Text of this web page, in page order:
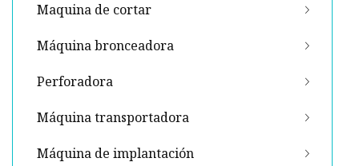
Maquina de cortar
Máquina bronceadora
Perforadora
Máquina transportadora
Máquina de implantación